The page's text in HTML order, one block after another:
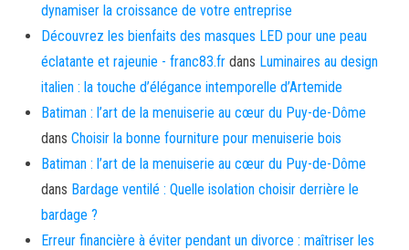
dynamiser la croissance de votre entreprise
Découvrez les bienfaits des masques LED pour une peau
éclatante et rajeunie - franc83.fr dans Luminaires au design
italien : la touche d’élégance intemporelle d’Artemide
Batiman : l’art de la menuiserie au cœur du Puy-de-Dôme
dans Choisir la bonne fourniture pour menuiserie bois
Batiman : l’art de la menuiserie au cœur du Puy-de-Dôme
dans Bardage ventilé : Quelle isolation choisir derrière le
bardage ?
Erreur financière à éviter pendant un divorce : maîtriser les